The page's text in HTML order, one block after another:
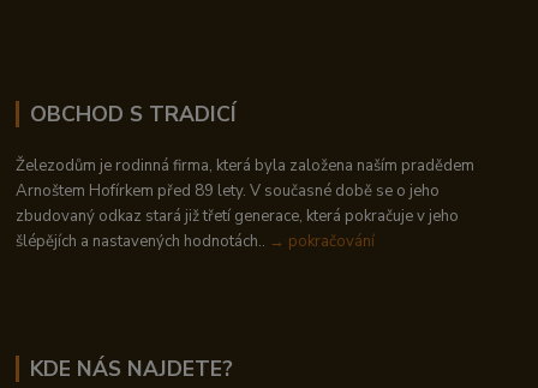
OBCHOD S TRADICÍ
Železodům je rodinná firma, která byla založena naším pradědem
Arnoštem Hofírkem před 89 lety. V současné době se o jeho
zbudovaný odkaz stará již třetí generace, která pokračuje v jeho
šlépějích a nastavených hodnotách.. → pokračování
KDE NÁS NAJDETE?